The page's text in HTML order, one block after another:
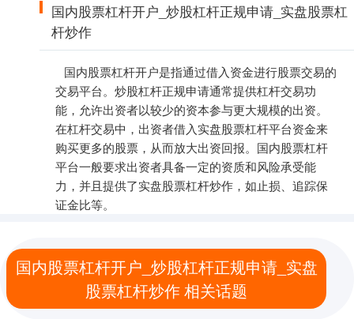
国内股票杠杆开户_炒股杠杆正规申请_实盘股票杠
杆炒作
国内股票杠杆开户是指通过借入资金进行股票交易的
交易平台。炒股杠杆正规申请通常提供杠杆交易功
能，允许出资者以较少的资本参与更大规模的出资。
在杠杆交易中，出资者借入实盘股票杠杆平台资金来
购买更多的股票，从而放大出资回报。国内股票杠杆
平台一般要求出资者具备一定的资质和风险承受能
力，并且提供了实盘股票杠杆炒作，如止损、追踪保
证金比等。
国内股票杠杆开户_炒股杠杆正规申请_实盘
股票杠杆炒作 相关话题